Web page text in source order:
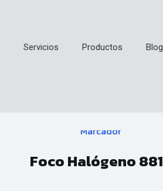
Servicios Productos Blog
Focos
Foco Halógeno 881